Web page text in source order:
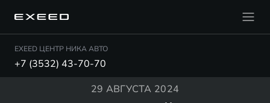
EXEED ЦЕНТР НИКА АВТО
+7 (3532) 43-70-70
29 АВГУСТА 2024